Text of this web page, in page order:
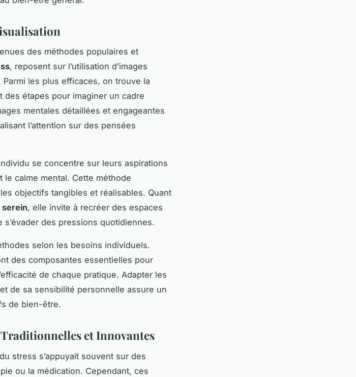
des méthodes populaires et
, reposent sur l’utilisation d’images
les plus efficaces, on trouve la
des étapes pour imaginer un cadre
mentales détaillées et engageantes
l’attention sur des pensées
se concentre sur leurs aspirations
calme mental. Cette méthode
objectifs tangibles et réalisables. Quant
serein, elle invite à recréer des espaces
des pressions quotidiennes.
selon les besoins individuels.
des composantes essentielles pour
de chaque pratique. Adapter les
de sa sensibilité personnelle assure un
de bien-être.
et Innovantes
stress s’appuyait souvent sur des
ou la médication. Cependant, ces